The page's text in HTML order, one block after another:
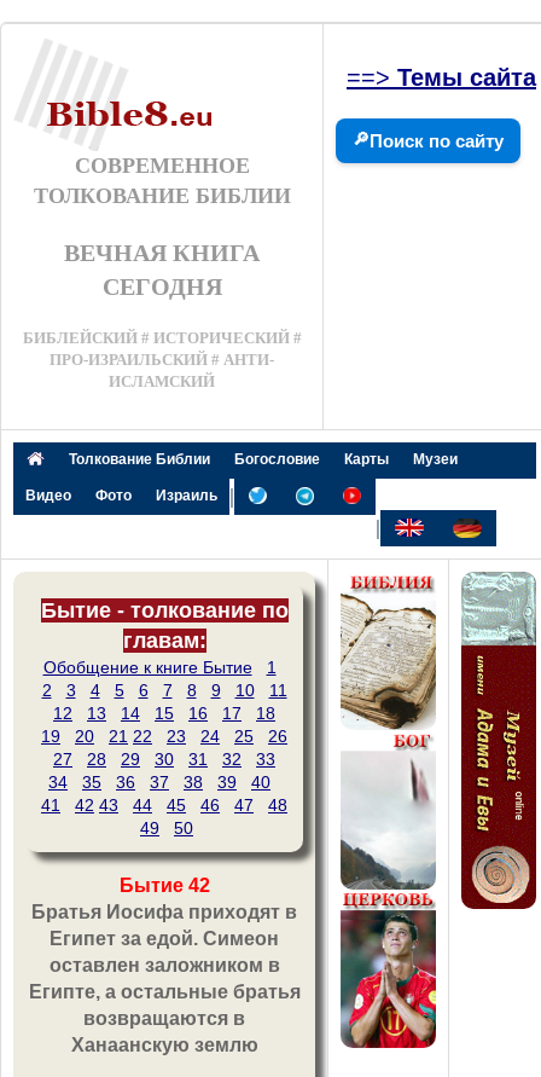
СОВРЕМЕННОЕ
ТОЛКОВАНИЕ БИБЛИИ
ВЕЧНАЯ КНИГА
СЕГОДНЯ
БИБЛЕЙСКИЙ # ИСТОРИЧЕСКИЙ #
ПРО-ИЗРАИЛЬСКИЙ # АНТИ-
ИСЛАМСКИЙ
==> Темы сайта
🔎Поиск по сайту
Толкование Библии Богословие Карты Музеи
Видео Фото Израиль
|
|
Бытие - толкование по
главам:
Обобщение к книге Бытие
1
2
3 4 5 6 7 8 9 10
11
12
13 14 15 16 17
18
19
20 21 22 23 24 25
26
27
28 29 30 31 32
33
34
35 36 37 38 39
40
41
42 43 44 45 46 47
48
49
50
Бытие 42
Братья Иосифа приходят в
Египет за едой. Симеон
оставлен заложником в
Египте, а остальные братья
возвращаются в
Ханаанскую землю